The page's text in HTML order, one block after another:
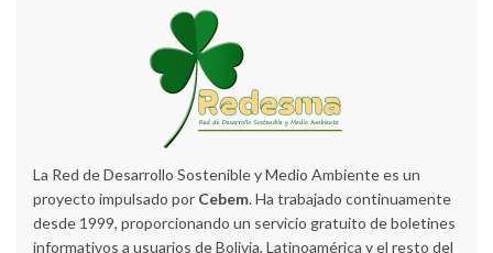
La Red de Desarrollo Sostenible y Medio Ambiente es un
proyecto impulsado por Cebem. Ha trabajado continuamente
desde 1999, proporcionando un servicio gratuito de boletines
informativos a usuarios de Bolivia, Latinoamérica y el resto del